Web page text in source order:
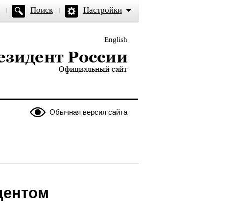
Поиск Настройки
English
— официальный сайт
Обычная версия сайта